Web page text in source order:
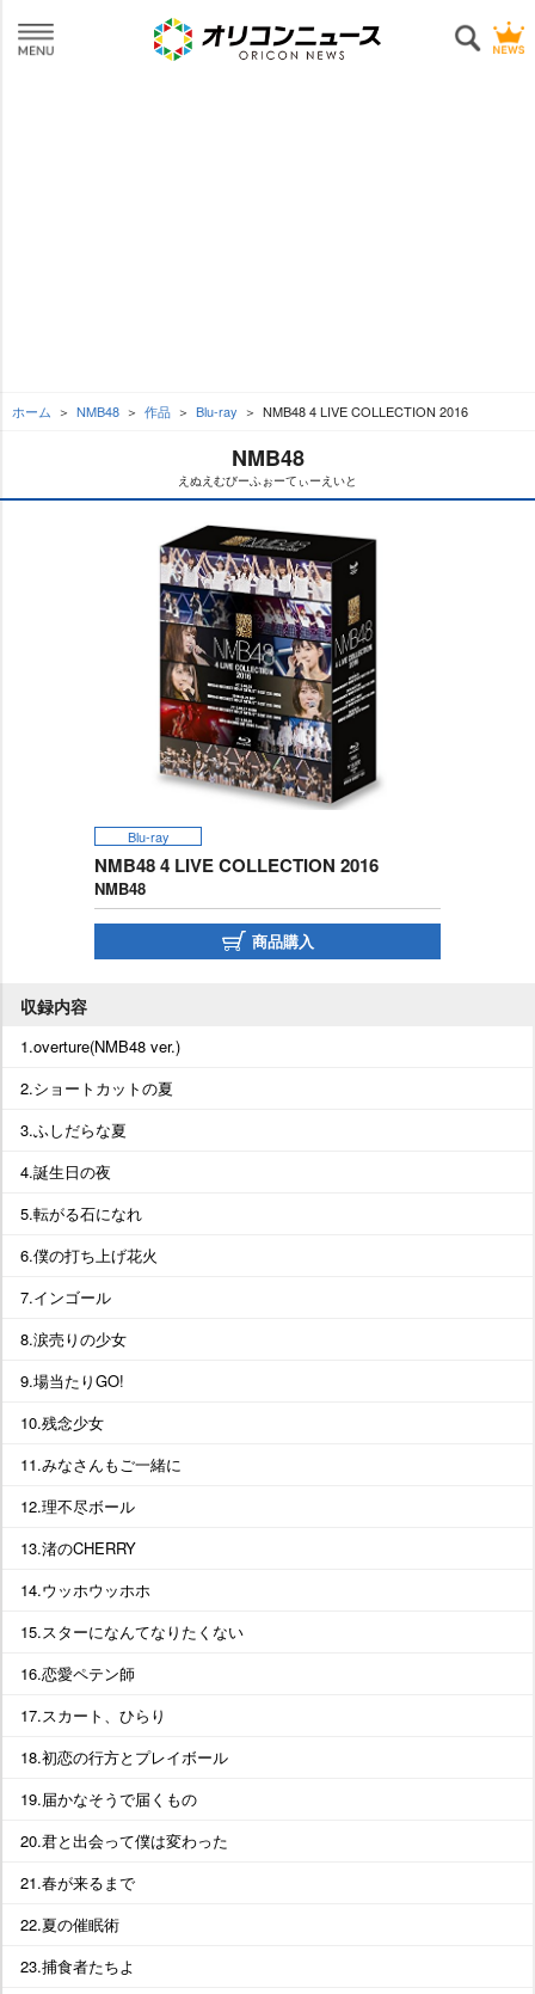
ホーム NMB48 作品 Blu-ray NMB48 4 LIVE COLLECTION 2016
NMB48
えぬえむびーふぉーてぃーえいと
Blu-ray
NMB48 4 LIVE COLLECTION 2016
NMB48
商品購入
収録内容
1.overture(NMB48 ver.)
2.ショートカットの夏
3.ふしだらな夏
4.誕生日の夜
5.転がる石になれ
6.僕の打ち上げ花火
7.インゴール
8.涙売りの少女
9.場当たりGO!
10.残念少女
11.みなさんもご一緒に
12.理不尽ボール
13.渚のCHERRY
14.ウッホウッホホ
15.スターになんてなりたくない
16.恋愛ペテン師
17.スカート、ひらり
18.初恋の行方とプレイボール
19.届かなそうで届くもの
20.君と出会って僕は変わった
21.春が来るまで
22.夏の催眠術
23.捕食者たちよ